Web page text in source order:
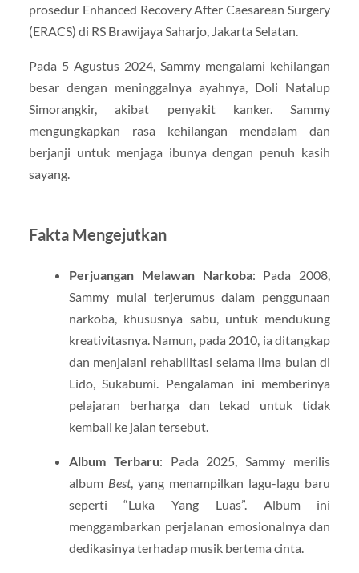
prosedur Enhanced Recovery After Caesarean Surgery
(ERACS) di RS Brawijaya Saharjo, Jakarta Selatan.
Pada 5 Agustus 2024, Sammy mengalami kehilangan
besar dengan meninggalnya ayahnya, Doli Natalup
Simorangkir, akibat penyakit kanker. Sammy
mengungkapkan rasa kehilangan mendalam dan
berjanji untuk menjaga ibunya dengan penuh kasih
sayang.
Fakta Mengejutkan
Perjuangan Melawan Narkoba: Pada 2008,
Sammy mulai terjerumus dalam penggunaan
narkoba, khususnya sabu, untuk mendukung
kreativitasnya. Namun, pada 2010, ia ditangkap
dan menjalani rehabilitasi selama lima bulan di
Lido, Sukabumi. Pengalaman ini memberinya
pelajaran berharga dan tekad untuk tidak
kembali ke jalan tersebut.
Album Terbaru: Pada 2025, Sammy merilis
album Best, yang menampilkan lagu-lagu baru
seperti “Luka Yang Luas”. Album ini
menggambarkan perjalanan emosionalnya dan
dedikasinya terhadap musik bertema cinta.